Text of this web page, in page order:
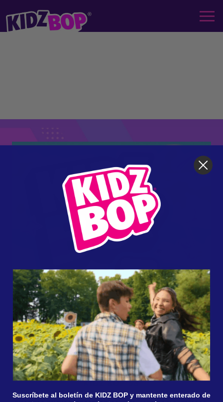
MÚSICA NUEVA
KIDZ BOP 53
Suscríbete al boletín de KIDZ BOP y mantente enterado de